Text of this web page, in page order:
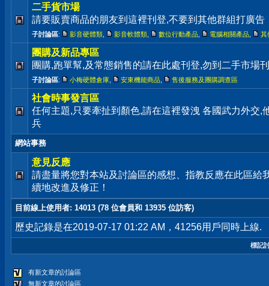
二手貨市場
請要販賣商品的朋友到這裡刊登,不要到其他群組打廣告
子討論區: 影音硬體類 影音軟體類 數位行動產品 電腦相關產品 其
團購及新品專區
團購,跑單幫,及常態銷售的請在此處刊登,勿到二手市場
子討論區: 小梅硬體倉庫 安東機能商品 售後服務及團購調查區
社會時事發言區
任何主題,只要牽扯到顏色,請在這裡發洩 各國武力外交,
兵
網站事務
意見反應
請盡量將您對本站及討論區的感想、指教反應在此區給
續地改進及修正！
目前線上使用者: 14013 (78 位會員和 13935 位訪客)
歷史記錄是在2019-07-17 01:22 AM，41256用戶同時上線.
標記
有新文章的討論區
無新文章的討論區